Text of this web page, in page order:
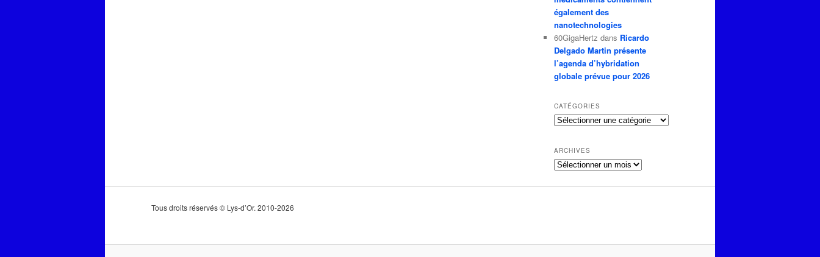
également des
nanotechnologies
60GigaHertz dans Ricardo
Delgado Martin présente
l’agenda d’hybridation
globale prévue pour 2026
CATÉGORIES
Catégories
ARCHIVES
Archives
Tous droits réservés © Lys-d’Or. 2010-2026